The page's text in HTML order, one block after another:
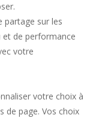
partage sur les
et de performance
votre
votre choix à
de page. Vos choix